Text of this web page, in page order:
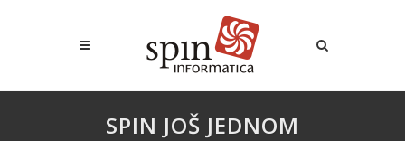
SPIN JOŠ JEDNOM